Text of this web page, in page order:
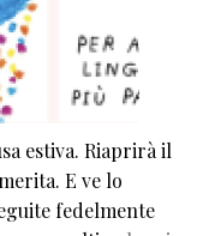
estiva. Riaprirà il
E ve lo
fedelmente